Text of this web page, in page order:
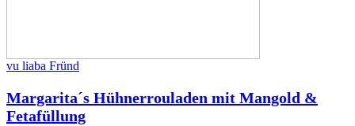
vu liaba Fründ
Margarita´s Hühnerrouladen mit Mangold &
Fetafüllung